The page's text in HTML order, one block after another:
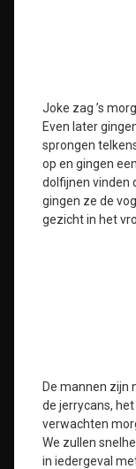
Joke zag ’s
Even later
sprongen
op en gingen
dolfijnen vinden
gingen ze de
gezicht in het
De mannen zijn
de jerrycans,
verwachten
We zullen
in iedergeval